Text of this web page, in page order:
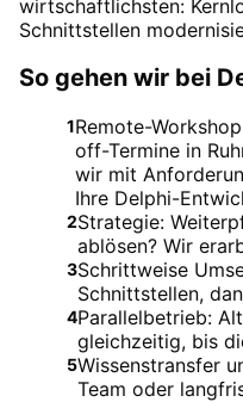
wirtschaftlichsten:
Schnittstellen
So gehen wir bei
1Remote-
off-Termine in
wir mit
Ihre Delphi-
2Strategie:
ablösen? Wir
3Schrittweise
Schnittstellen,
4Parallelbetrieb:
gleichzeitig, bis
5Wissenstransfer
Team oder